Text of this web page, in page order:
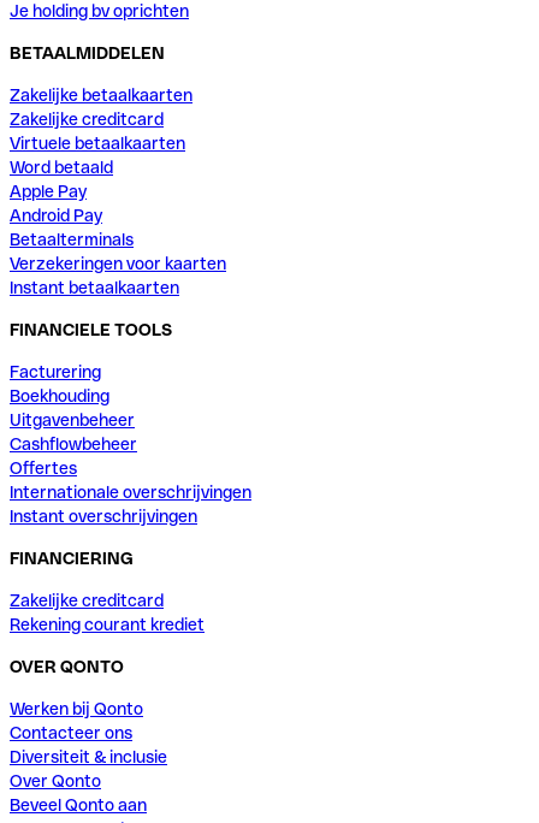
Je holding bv oprichten
BETAALMIDDELEN
Zakelijke betaalkaarten
Zakelijke creditcard
Virtuele betaalkaarten
Word betaald
Apple Pay
Android Pay
Betaalterminals
Verzekeringen voor kaarten
Instant betaalkaarten
FINANCIELE TOOLS
Facturering
Boekhouding
Uitgavenbeheer
Cashflowbeheer
Offertes
Internationale overschrijvingen
Instant overschrijvingen
FINANCIERING
Zakelijke creditcard
Rekening courant krediet
OVER QONTO
Werken bij Qonto
Contacteer ons
Diversiteit & inclusie
Over Qonto
Beveel Qonto aan